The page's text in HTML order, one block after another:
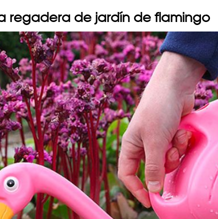
regadera de jardín de flamingo